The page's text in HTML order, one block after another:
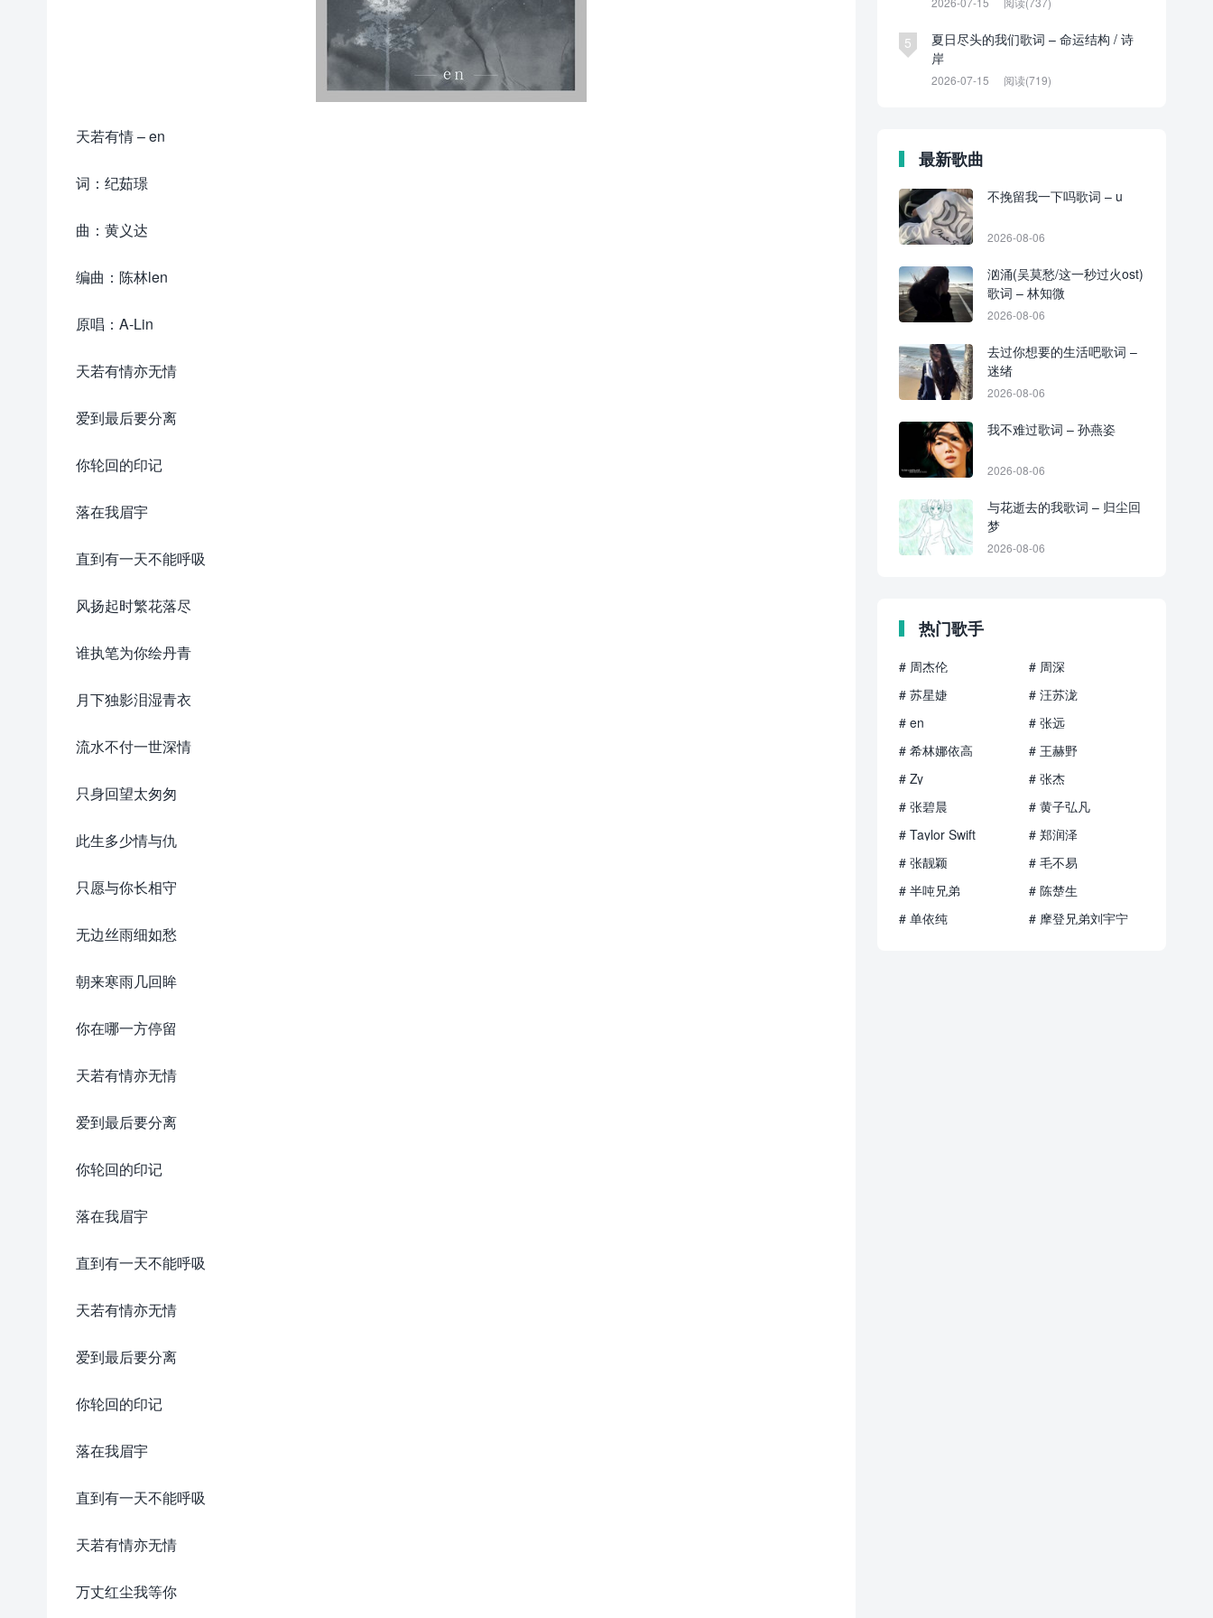
天若有情 – en
词：纪茹璟
曲：黄义达
编曲：陈林len
原唱：A-Lin
天若有情亦无情
爱到最后要分离
你轮回的印记
落在我眉宇
直到有一天不能呼吸
风扬起时繁花落尽
谁执笔为你绘丹青
月下独影泪湿青衣
流水不付一世深情
只身回望太匆匆
此生多少情与仇
只愿与你长相守
无边丝雨细如愁
朝来寒雨几回眸
你在哪一方停留
天若有情亦无情
爱到最后要分离
你轮回的印记
落在我眉宇
直到有一天不能呼吸
天若有情亦无情
爱到最后要分离
你轮回的印记
落在我眉宇
直到有一天不能呼吸
天若有情亦无情
万丈红尘我等你
5
夏日尽头的我们歌词 – 命运结构 / 诗
岸
2026-07-15 阅读(719)
最新歌曲
不挽留我一下吗歌词 – u
2026-08-06
汹涌(吴莫愁/这一秒过火ost)
歌词 – 林知微
2026-08-06
去过你想要的生活吧歌词 –
迷绪
2026-08-06
我不难过歌词 – 孙燕姿
2026-08-06
与花逝去的我歌词 – 归尘回
梦
2026-08-06
热门歌手
# 周杰伦
# 周深
# 苏星婕
# 汪苏泷
# en
# 张远
# 希林娜依高
# 王赫野
# Zy
# 张杰
# 张碧晨
# 黄子弘凡
# Taylor Swift
# 郑润泽
# 张靓颖
# 毛不易
# 半吨兄弟
# 陈楚生
# 单依纯
# 摩登兄弟刘宇宁